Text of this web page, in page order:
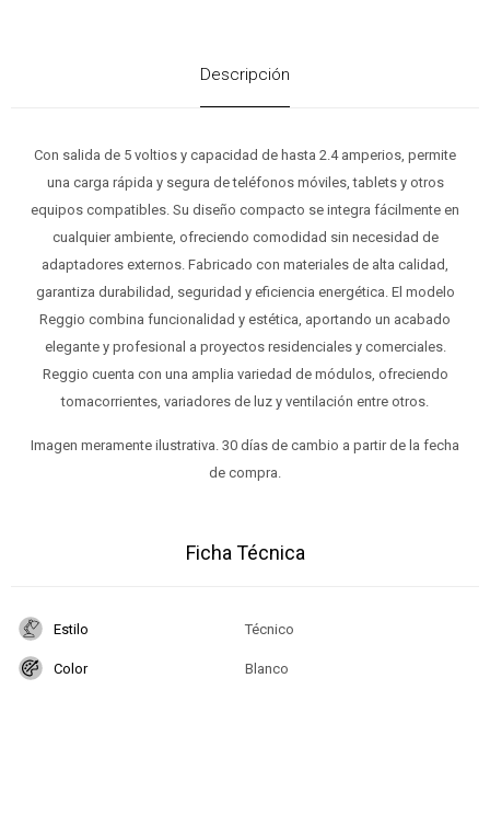
Descripción
Con salida de 5 voltios y capacidad de hasta 2.4 amperios, permite
una carga rápida y segura de teléfonos móviles, tablets y otros
equipos compatibles. Su diseño compacto se integra fácilmente en
cualquier ambiente, ofreciendo comodidad sin necesidad de
adaptadores externos. Fabricado con materiales de alta calidad,
garantiza durabilidad, seguridad y eficiencia energética. El modelo
Reggio combina funcionalidad y estética, aportando un acabado
elegante y profesional a proyectos residenciales y comerciales.
Reggio cuenta con una amplia variedad de módulos, ofreciendo
tomacorrientes, variadores de luz y ventilación entre otros.
Imagen meramente ilustrativa. 30 días de cambio a partir de la fecha
de compra.
Ficha Técnica
Estilo Técnico
Color Blanco